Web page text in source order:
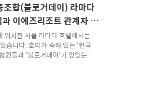
합(블로거데이) 라마다
이에즈리조트 관계자 회
위치한 서울 라마다 호텔에서는
습니다. 호미가 속해 있는 '한국
원들과 '블로거데이'가 있었는데
평소 같으면 취재하느라 사진